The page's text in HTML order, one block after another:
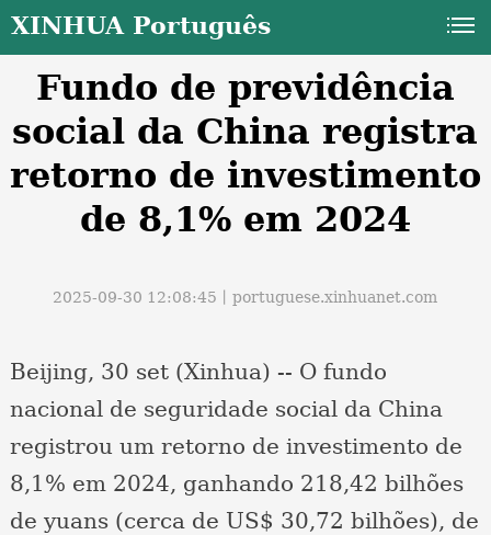
XINHUA Português
Fundo de previdência
social da China registra
retorno de investimento
de 8,1% em 2024
2025-09-30 12:08:45丨portuguese.xinhuanet.com
Beijing, 30 set (Xinhua) -- O fundo
nacional de seguridade social da China
registrou um retorno de investimento de
8,1% em 2024, ganhando 218,42 bilhões
de yuans (cerca de US$ 30,72 bilhões), de